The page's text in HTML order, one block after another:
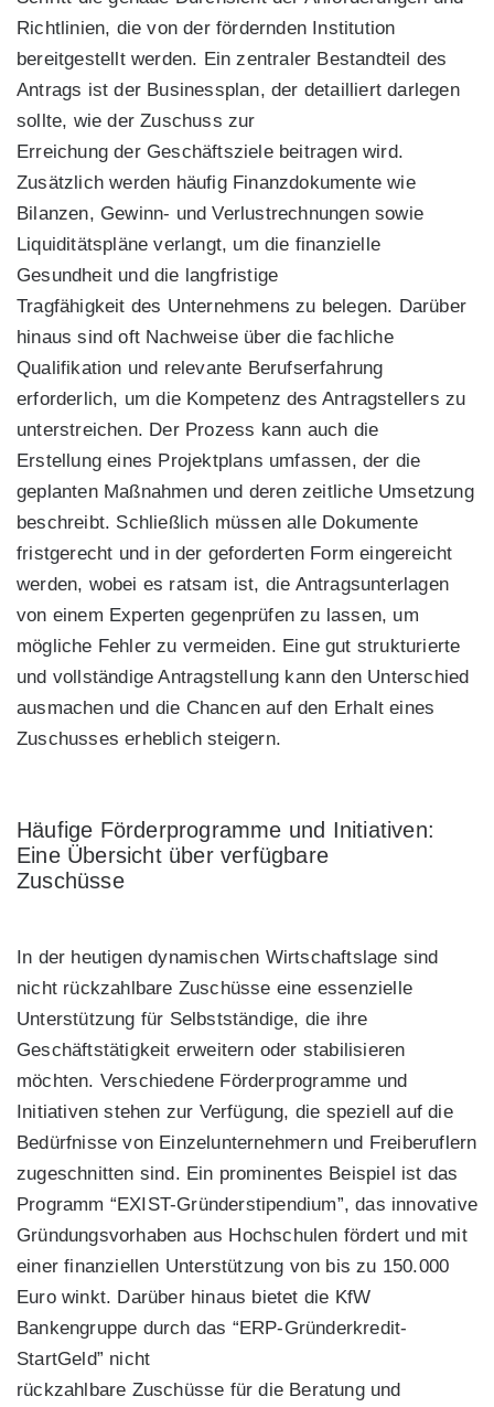
Richtlinien, die von der fördernden Institution
bereitgestellt werden. Ein zentraler Bestandteil des
Antrags ist der Businessplan, der detailliert darlegen
sollte, wie der Zuschuss zur
Erreichung der Geschäftsziele beitragen wird.
Zusätzlich werden häufig Finanzdokumente wie
Bilanzen, Gewinn- und Verlustrechnungen sowie
Liquiditätspläne verlangt, um die finanzielle
Gesundheit und die langfristige
Tragfähigkeit des Unternehmens zu belegen. Darüber
hinaus sind oft Nachweise über die fachliche
Qualifikation und relevante Berufserfahrung
erforderlich, um die Kompetenz des Antragstellers zu
unterstreichen. Der Prozess kann auch die
Erstellung eines Projektplans umfassen, der die
geplanten Maßnahmen und deren zeitliche Umsetzung
beschreibt. Schließlich müssen alle Dokumente
fristgerecht und in der geforderten Form eingereicht
werden, wobei es ratsam ist, die Antragsunterlagen
von einem Experten gegenprüfen zu lassen, um
mögliche Fehler zu vermeiden. Eine gut strukturierte
und vollständige Antragstellung kann den Unterschied
ausmachen und die Chancen auf den Erhalt eines
Zuschusses erheblich steigern.
Häufige Förderprogramme und Initiativen:
Eine Übersicht über verfügbare
Zuschüsse
In der heutigen dynamischen Wirtschaftslage sind
nicht rückzahlbare Zuschüsse eine essenzielle
Unterstützung für Selbstständige, die ihre
Geschäftstätigkeit erweitern oder stabilisieren
möchten. Verschiedene Förderprogramme und
Initiativen stehen zur Verfügung, die speziell auf die
Bedürfnisse von Einzelunternehmern und Freiberuflern
zugeschnitten sind. Ein prominentes Beispiel ist das
Programm “EXIST-Gründerstipendium”, das innovative
Gründungsvorhaben aus Hochschulen fördert und mit
einer finanziellen Unterstützung von bis zu 150.000
Euro winkt. Darüber hinaus bietet die KfW
Bankengruppe durch das “ERP-Gründerkredit-
StartGeld” nicht
rückzahlbare Zuschüsse für die Beratung und